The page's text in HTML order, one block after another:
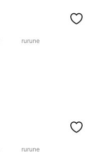
rurune
rurune